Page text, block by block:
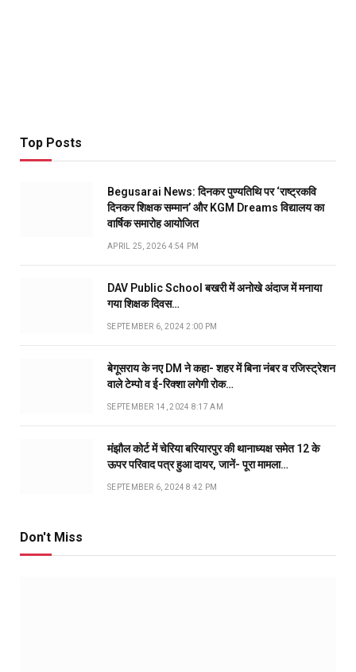
Top Posts
Begusarai News: दिनकर पुण्यतिथि पर ‘राष्ट्रकवि
दिनकर शिक्षक सम्मान’ और KGM Dreams विद्यालय का
वार्षिक समारोह आयोजित
APRIL 25, 2026 4:54 PM
DAV Public School बखरी में अनोखे अंदाज में मनाया
गया शिक्षक दिवस…
SEPTEMBER 6, 2024 2:00 PM
बेगूसराय के नए DM ने कहा- शहर में बिना नंबर व रजिस्ट्रेशन
वाले टेम्पो व ई-रिक्शा लगेगी रोक…
SEPTEMBER 14, 2024 8:17 AM
मंझौल कोर्ट में चेरिया बरियारपुर की थानाध्यक्ष समेत 12 के
ऊपर परिवाद पत्र हुआ दायर, जानें- पूरा मामला…
SEPTEMBER 6, 2024 8:42 PM
Don't Miss